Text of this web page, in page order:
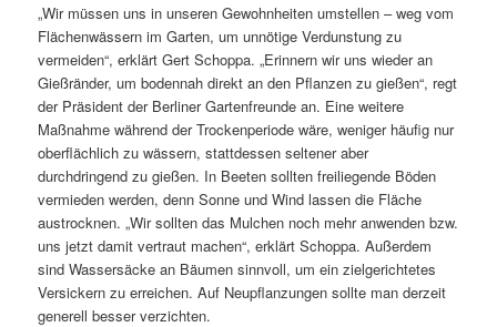
„Wir müssen uns in unseren Gewohnheiten umstellen – weg vom
Flächenwässern im Garten, um unnötige Verdunstung zu
vermeiden“, erklärt Gert Schoppa. „Erinnern wir uns wieder an
Gießränder, um bodennah direkt an den Pflanzen zu gießen“, regt
der Präsident der Berliner Gartenfreunde an. Eine weitere
Maßnahme während der Trockenperiode wäre, weniger häufig nur
oberflächlich zu wässern, stattdessen seltener aber
durchdringend zu gießen. In Beeten sollten freiliegende Böden
vermieden werden, denn Sonne und Wind lassen die Fläche
austrocknen. „Wir sollten das Mulchen noch mehr anwenden bzw.
uns jetzt damit vertraut machen“, erklärt Schoppa. Außerdem
sind Wassersäcke an Bäumen sinnvoll, um ein zielgerichtetes
Versickern zu erreichen. Auf Neupflanzungen sollte man derzeit
generell besser verzichten.